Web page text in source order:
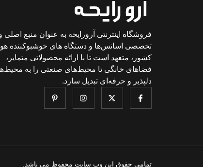
فروشگاه اینترنتی آرورایحه به عنوان منبع اصلی
تخصصی اسانس‌ها و دستگاه های خوشبوکننده
کشور، متعهد است تا با ارائه محصولاتی متمایز،
فضاهای خانگی تا محیط‌های صنعتی را به
دلپذیر و حرفه‌ای تبدیل سازد.
تمامی حقوق این وب سایت محفوظ می باشد.